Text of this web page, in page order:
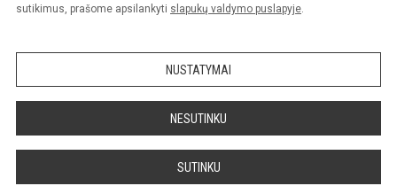
sutikimus, prašome apsilankyti slapukų valdymo puslapyje.
NUSTATYMAI
NESUTINKU
SUTINKU
Sumanus būdas atnaujinti